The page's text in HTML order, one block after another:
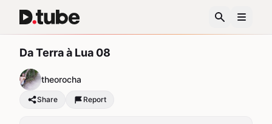
Da Terra à Lua 08
theorocha
Share Report